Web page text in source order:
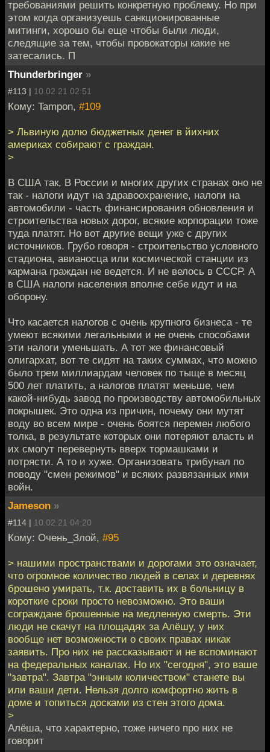
требованиями решить конкретную проблему. Но при
этом когда организуешь санкционированные
митинги, хорошо бы еще чтобы были люди,
следящие за тем, чтобы провокаторы какие не
затесались. П
Thunderbringer »
#113 | 10.02.21 02:51
Кому: Tampon, #109
> Львиную долю бюджетных денег в йихних
америках собирают с граждан.
>
В США так, В России и многих других странах оно не
так - налоги идут на здравоохранение, налоги на
автомобили - часть финансирования обновления и
строительства новых дорог, всякие корпорации тоже
туда платят. Но вот другие вещи уже с других
источников. Грубо говоря - строительство условного
стадиона, авианосца или космической станции из
кармана граждан не ведется. И не велось в СССР. А
в США налоги населения вполне себе идут и на
оборону.
Что касается налогов с очень крупного бизнеса - те
умеют всякими легальными и не очень способами
эти налоги уменьшать. А тот же финансовый
олигархат, вот те сидят на таких суммах, что можно
было трем миллиардам человек по тыще в месяц
500 лет платить, а налогов платят меньше, чем
какой-нибудь завод по производству автомобильных
покрышек. Это одна из причин, почему они мутят
воду во всем мире - очень боятся перемен любого
толка, в результате которых они потеряют власть и
их смогут перевернуть вверх тормашками и
потрясти. А то и хуже. Организовать трибунал по
поводу "смен режимов" и всяких развязанных ими
войн.
Jameson »
#114 | 10.02.21 04:20
Кому: Очень_Злой, #95
> нашими пространствами и дорогами это означает,
что огромное количество людей в селах и деревнях
брошено умирать, т.к. доставить их в больницу в
короткие сроки просто невозможно. Это ваши
сограждане брошенные на медленную смерть. Эти
люди не скачут на площадях за Алёшу, у них
вообще нет возможности о своих правах никак
заявить. Про них не рассказывают и не вспоминают
на федеральных каналах. Но их "сегодня", это ваше
"завтра". Завтра "энным количеством" станете вы
или ваши дети. Нельзя долго комфортно жить в
доме и топиться досками из стен этого дома.
>
Алёша, что характерно, тоже ничего про них не
говорит